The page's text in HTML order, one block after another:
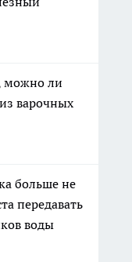
можно ли
варочных
больше не
передавать
воды